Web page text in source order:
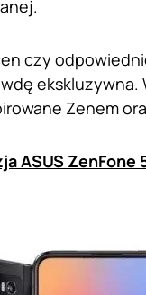
czy
Zenem
ASUS